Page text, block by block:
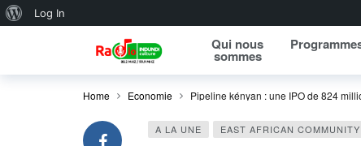
About WordPress
Log In
Qui nous
sommes
Home Economie Pipeline kényan : une IPO de 824
A LA UNE EAST AFRICAN COMMUNITY